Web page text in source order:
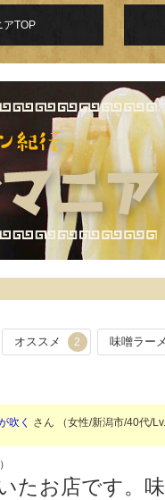
アTOP
オススメ 2 味噌ラー
吹く さん （女性/新潟市/40代/
たお店です。